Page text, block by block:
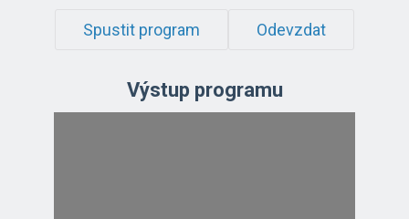
Spustit program Odevzdat
Výstup programu